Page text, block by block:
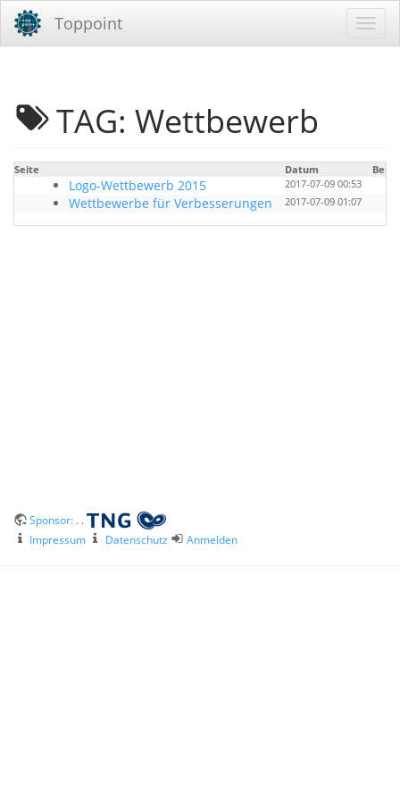
Toppoint
TAG: Wettbewerb
Seite Datum
Logo-Wettbewerb 2015 2017-07-09 00:53
Wettbewerbe für Verbesserungen 2017-07-09 01:07
Sponsor: . .
Impressum
Datenschutz Anmelden